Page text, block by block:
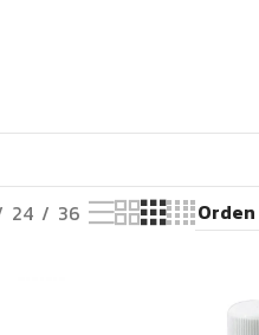
24 36